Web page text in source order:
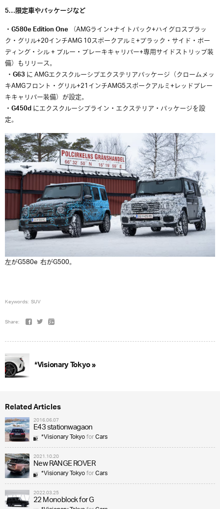
5…限定車やパッケージなど
・G580e Edition One （AMGライン+ナイトパック+ハイグロスブラッ
ク・グリル+20インチAMG 10スポークアルミ+ブラック・サイド・ボー
ディング・シル + ブルー・ブレーキキャリパー+専用サイドストリップ装
備）もリリース。
・G63に AMGエクスクルーシブエクステリアパッケージ（クロームメッ
キAMGフロント・グリル+21インチAMG5スポークアルミ+レッドブレー
キキャリパー装備）が設定。
・G450dにエクスクルーシブライン・エクステリア・パッケージを設
定。
左がG580e 右がG500。
Keywords: SUV
Share:
*Visionary Tokyo »
Related Articles
2016.06.07
E43 stationwagaon
*Visionary TokyoforCars
2021.10.20
New RANGE ROVER
*Visionary TokyoforCars
2022.03.25
22 Monoblock for G